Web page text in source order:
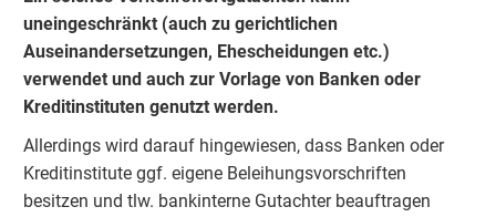
uneingeschränkt (auch zu gerichtlichen
Auseinandersetzungen, Ehescheidungen etc.)
verwendet und auch zur Vorlage von Banken oder
Kreditinstituten genutzt werden.
Allerdings wird darauf hingewiesen, dass Banken oder
Kreditinstitute ggf. eigene Beleihungsvorschriften
besitzen und tlw. bankinterne Gutachter beauftragen